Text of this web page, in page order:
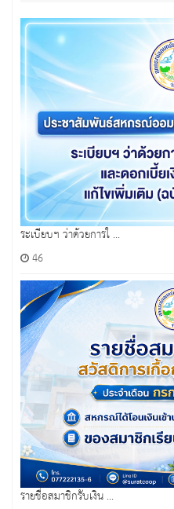
ระเบียบฯ ว่าด้วยการใ ...
46
รายชื่อสมาชิกรับเงิน ...